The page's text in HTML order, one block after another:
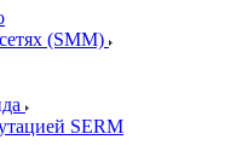
(SMM)
SERM